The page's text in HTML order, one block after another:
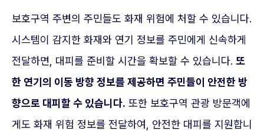
보호구역 주변의 주민들도 화재 위험에 처할 수 있습니다.
시스템이 감지한 화재와 연기 정보를 주민에게 신속하게
전달하면, 대피를 준비할 시간을 확보할 수 있습니다. 또
한 연기의 이동 방향 정보를 제공하면 주민들이 안전한 방
향으로 대피할 수 있습니다. 또한 보호구역 관광 방문객에
게도 화재 위험 정보를 전달하여, 안전한 대피를 지원합니